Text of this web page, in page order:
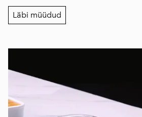
Läbi müüdud